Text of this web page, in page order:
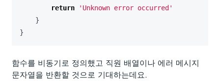
return
'Unknown error occurred'
}
}
함수를 비동기로 정의했고 직원 배열이나 에러 메시지
문자열을 반환할 것으로 기대하는데요.